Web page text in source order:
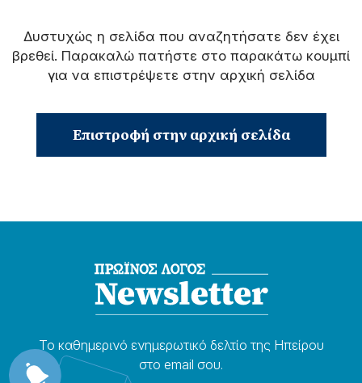
Δυστυχώς η σελίδα που αναζητήσατε δεν έχει
βρεθεί. Παρακαλώ πατήστε στο παρακάτω κουμπί
για να επιστρέψετε στην αρχική σελίδα
Επιστροφή στην αρχική σελίδα
Το καθημερɩνό ενημερωτɩκό δελτίο της Ηπείρου
στο email σου.